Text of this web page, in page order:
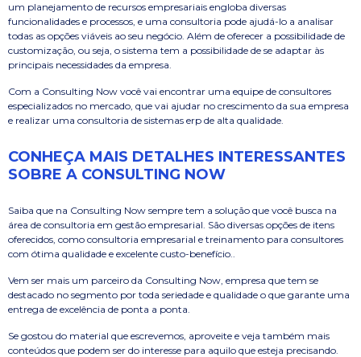
um planejamento de recursos empresariais engloba diversas
funcionalidades e processos, e uma consultoria pode ajudá-lo a analisar
todas as opções viáveis ao seu negócio. Além de oferecer a possibilidade de
customização, ou seja, o sistema tem a possibilidade de se adaptar às
principais necessidades da empresa.
Com a Consulting Now você vai encontrar uma equipe de consultores
especializados no mercado, que vai ajudar no crescimento da sua empresa
e realizar uma consultoria de sistemas erp de alta qualidade.
CONHEÇA MAIS DETALHES INTERESSANTES
SOBRE A CONSULTING NOW
Saiba que na Consulting Now sempre tem a solução que você busca na
área de consultoria em gestão empresarial. São diversas opções de itens
oferecidos, como consultoria empresarial e treinamento para consultores
com ótima qualidade e excelente custo-benefício..
Vem ser mais um parceiro da Consulting Now, empresa que tem se
destacado no segmento por toda seriedade e qualidade o que garante uma
entrega de excelência de ponta a ponta.
Se gostou do material que escrevemos, aproveite e veja também mais
conteúdos que podem ser do interesse para aquilo que esteja precisando.